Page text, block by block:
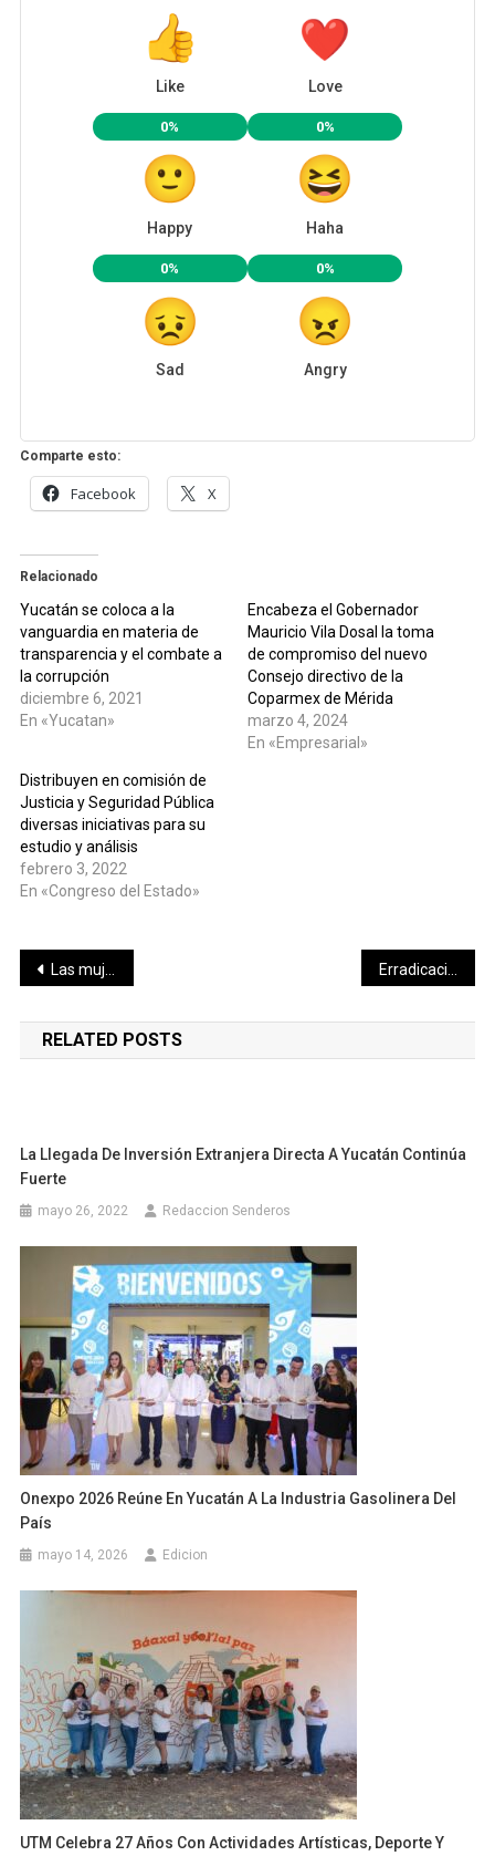
Like Love
0%
Happy
0%
Haha
0%
Sad
0%
Angry
Comparte esto:
Facebook X
Relacionado
Yucatán se coloca a la
vanguardia en materia de
transparencia y el combate a
la corrupción
diciembre 6, 2021
En «Yucatan»
Encabeza el Gobernador
Mauricio Vila Dosal la toma
de compromiso del nuevo
Consejo directivo de la
Coparmex de Mérida
marzo 4, 2024
En «Empresarial»
Distribuyen en comisión de
Justicia y Seguridad Pública
diversas iniciativas para su
estudio y análisis
febrero 3, 2022
En «Congreso del Estado»
Navegación
de
entradas
Las mujeres han abierto espacios y brechas en la historia para darnos una patria generosa: Zoé Robledo
RELATED POSTS
La Llegada De Inversión Extranjera Directa A Yucatán Continúa
Fuerte
mayo 26, 2022 Redaccion Senderos
Onexpo 2026 Reúne En Yucatán A La Industria Gasolinera Del
País
mayo 14, 2026 Edicion
UTM Celebra 27 Años Con Actividades Artísticas, Deporte Y